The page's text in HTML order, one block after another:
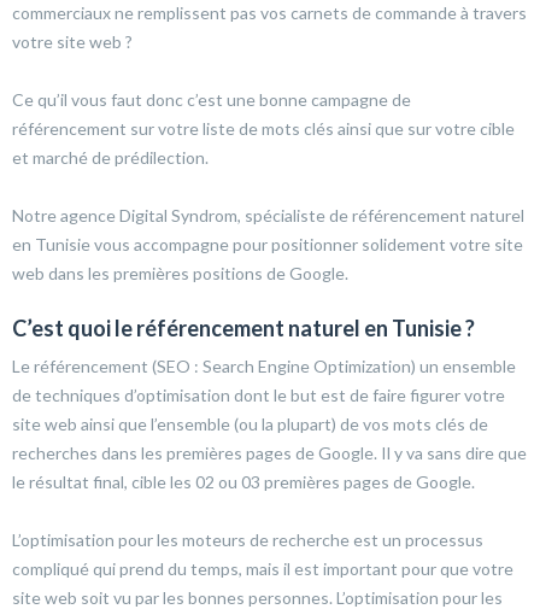
commerciaux ne remplissent pas vos carnets de commande à travers
votre site web ?
Ce qu’il vous faut donc c’est une bonne campagne de
référencement sur votre liste de mots clés ainsi que sur votre cible
et marché de prédilection.
Notre agence Digital Syndrom, spécialiste de référencement naturel
en Tunisie vous accompagne pour positionner solidement votre site
web dans les premières positions de Google.
C’est quoi le référencement naturel en Tunisie ?
Le référencement (SEO : Search Engine Optimization) un ensemble
de techniques d’optimisation dont le but est de faire figurer votre
site web ainsi que l’ensemble (ou la plupart) de vos mots clés de
recherches dans les premières pages de Google. Il y va sans dire que
le résultat final, cible les 02 ou 03 premières pages de Google.
L’optimisation pour les moteurs de recherche est un processus
compliqué qui prend du temps, mais il est important pour que votre
site web soit vu par les bonnes personnes. L’optimisation pour les